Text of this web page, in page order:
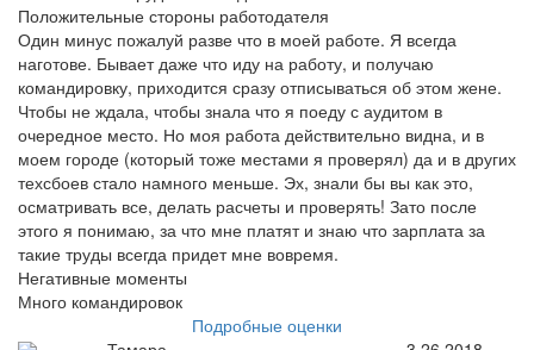
Положительные стороны работодателя
Один минус пожалуй разве что в моей работе. Я всегда
наготове. Бывает даже что иду на работу, и получаю
командировку, приходится сразу отписываться об этом жене.
Чтобы не ждала, чтобы знала что я поеду с аудитом в
очередное место. Но моя работа действительно видна, и в
моем городе (который тоже местами я проверял) да и в других
техсбоев стало намного меньше. Эх, знали бы вы как это,
осматривать все, делать расчеты и проверять! Зато после
этого я понимаю, за что мне платят и знаю что зарплата за
такие труды всегда придет мне вовремя.
Негативные моменты
Много командировок
Подробные оценки